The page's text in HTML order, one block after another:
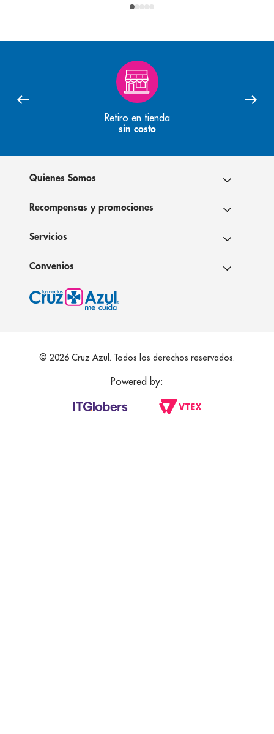
Retiro en tienda
sin costo
Quienes Somos
Recompensas y promociones
Servicios
Convenios
© 2026 Cruz Azul. Todos los derechos reservados.
Powered by: